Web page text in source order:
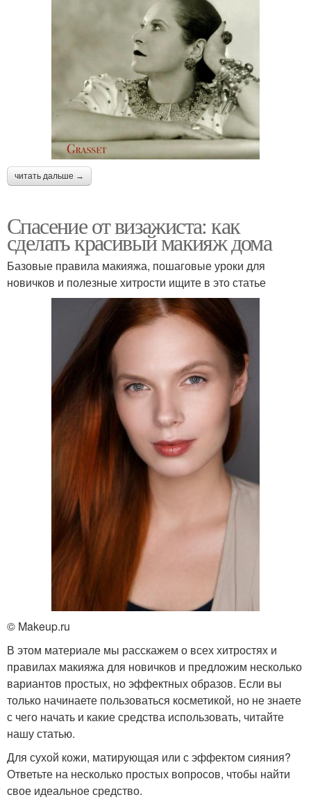
читать дальше →
Спасение от визажиста: как
сделать красивый макияж дома
Базовые правила макияжа, пошаговые уроки для
новичков и полезные хитрости ищите в это статье
© Makeup.ru
В этом материале мы расскажем о всех хитростях и
правилах макияжа для новичков и предложим несколько
вариантов простых, но эффектных образов. Если вы
только начинаете пользоваться косметикой, но не знаете
с чего начать и какие средства использовать, читайте
нашу статью.
Для сухой кожи, матирующая или с эффектом сияния?
Ответьте на несколько простых вопросов, чтобы найти
свое идеальное средство.